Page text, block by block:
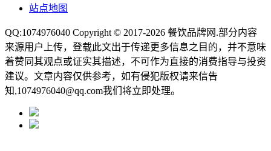
站点地图
QQ:1074976040 Copyright © 2017-2026 餐饮品牌网 .部分内容
来源用户上传，登载此文出于传递更多信息之目的，并不意味
着赞同其观点或证实其描述，不可作为直接的消费指导与投资
建议。文章内容仅供参考，如有侵犯版权请来信告
知,1074976040@qq.com我们将立即处理。